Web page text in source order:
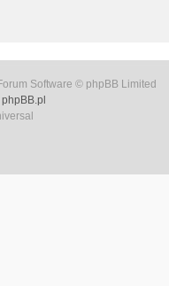
Software © phpBB Limited
phpBB.pl